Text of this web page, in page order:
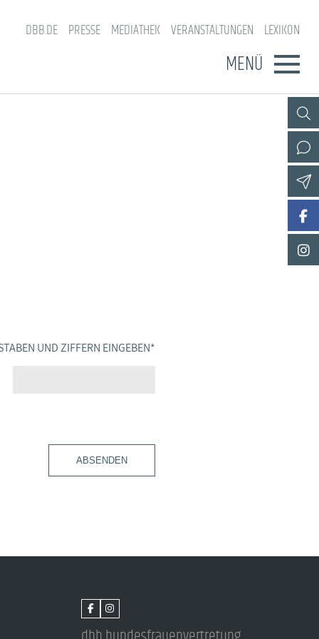
DBB.DE PRESSE MEDIATHEK VERANSTALTUNGEN LEXIKON
MENÜ
UND ZIFFERN EINGEBEN *
ABSENDEN